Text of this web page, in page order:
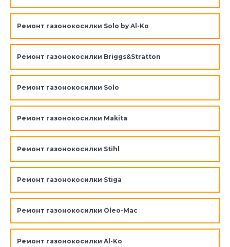
Ремонт газонокосилки Solo by Al-Ko
Ремонт газонокосилки Briggs&Stratton
Ремонт газонокосилки Solo
Ремонт газонокосилки Makita
Ремонт газонокосилки Stihl
Ремонт газонокосилки Stiga
Ремонт газонокосилки Oleo-Mac
Ремонт газонокосилки Al-Ko